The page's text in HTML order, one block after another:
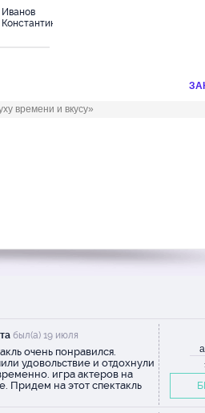
Иванов
Константин
времени и вкусу»
был(а) 19 июля
очень понравился.
удовольствие и отдохнули
игра актеров на
Придем на этот спектакль